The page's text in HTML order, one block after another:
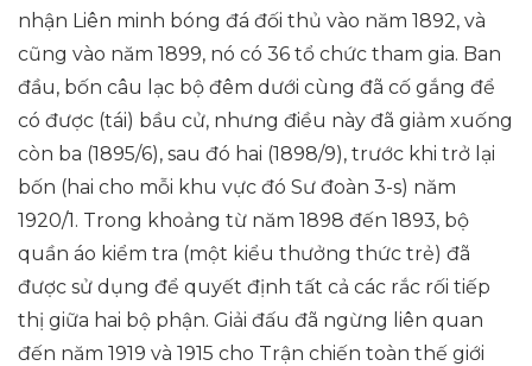
nhận Liên minh bóng đá đối thủ vào năm 1892, và
cũng vào năm 1899, nó có 36 tổ chức tham gia. Ban
đầu, bốn câu lạc bộ đêm dưới cùng đã cố gắng để
có được (tái) bầu cử, nhưng điều này đã giảm xuống
còn ba (1895/6), sau đó hai (1898/9), trước khi trở lại
bốn (hai cho mỗi khu vực đó Sư đoàn 3-s) năm
1920/1. Trong khoảng từ năm 1898 đến 1893, bộ
quần áo kiểm tra (một kiểu thưởng thức trẻ) đã
được sử dụng để quyết định tất cả các rắc rối tiếp
thị giữa hai bộ phận. Giải đấu đã ngừng liên quan
đến năm 1919 và 1915 cho Trận chiến toàn thế giới